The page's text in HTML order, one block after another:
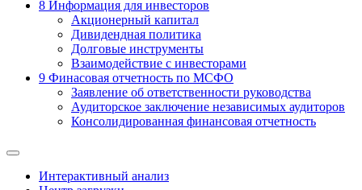
8 Информация для инвесторов
Акционерный капитал
Дивидендная политика
Долговые инструменты
Взаимодействие с инвеcторами
9 Финасовая отчетность по МСФО
Заявление об ответственности руководства
Аудиторское заключение независимых аудиторов
Консолидированная финансовая отчетность
Интерактивный анализ